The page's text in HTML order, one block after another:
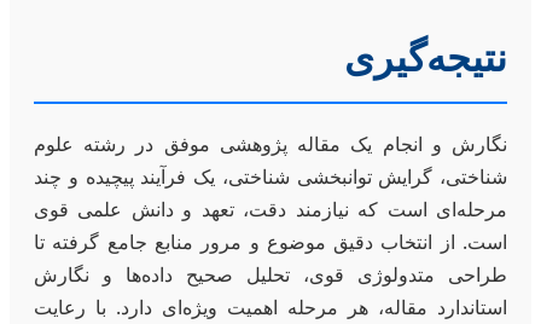
نتیجه‌گیری
نگارش و انجام یک مقاله پژوهشی موفق در رشته علوم
شناختی، گرایش توانبخشی شناختی، یک فرآیند پیچیده و چند
مرحله‌ای است که نیازمند دقت، تعهد و دانش علمی قوی
است. از انتخاب دقیق موضوع و مرور منابع جامع گرفته تا
طراحی متدولوژی قوی، تحلیل صحیح داده‌ها و نگارش
استاندارد مقاله، هر مرحله اهمیت ویژه‌ای دارد. با رعایت